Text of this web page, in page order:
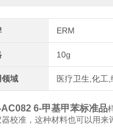
ERM
10g
领域 医疗卫生,化工,
AC082 6-甲基甲苯标准品
校准，这种材料也可以用来